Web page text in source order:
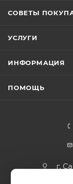
СОВЕТЫ
УСЛУГИ
ИНФОРМАЦИЯ
ПОМОЩЬ
г.